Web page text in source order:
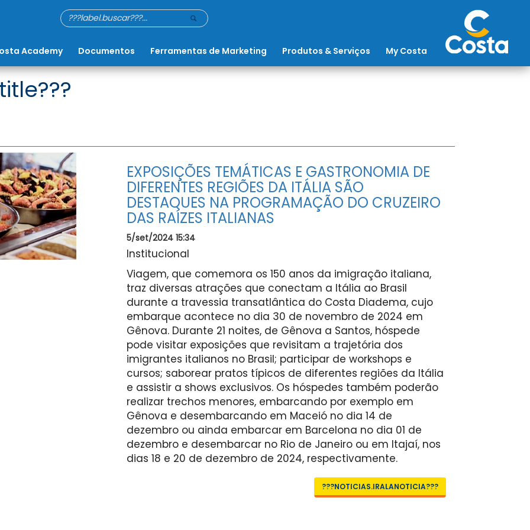
Academy Documentos Ferramentas de Marketing Produtos & Serviços My Costa
EXPOSIÇÕES TEMÁTICAS E GASTRONOMIA DE
DIFERENTES REGIÕES DA ITÁLIA SÃO
DESTAQUES NA PROGRAMAÇÃO DO CRUZEIRO
DAS RAÍZES ITALIANAS
5/set/2024 15:34
Institucional
Viagem, que comemora os 150 anos da imigração italiana,
traz diversas atrações que conectam a Itália ao Brasil
durante a travessia transatlântica do Costa Diadema, cujo
embarque acontece no dia 30 de novembro de 2024 em
Gênova. Durante 21 noites, de Gênova a Santos, hóspede
pode visitar exposições que revisitam a trajetória dos
imigrantes italianos no Brasil; participar de workshops e
cursos; saborear pratos típicos de diferentes regiões da Itália
e assistir a shows exclusivos. Os hóspedes também poderão
realizar trechos menores, embarcando por exemplo em
Gênova e desembarcando em Maceió no dia 14 de
dezembro ou ainda embarcar em Barcelona no dia 01 de
dezembro e desembarcar no Rio de Janeiro ou em Itajaí, nos
dias 18 e 20 de dezembro de 2024, respectivamente.
???NOTICIAS.IRALANOTICIA???